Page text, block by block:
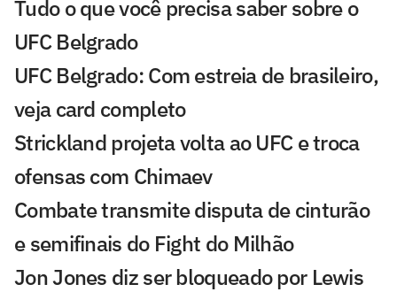
Tudo o que você precisa saber sobre o
UFC Belgrado
UFC Belgrado: Com estreia de brasileiro,
veja card completo
Strickland projeta volta ao UFC e troca
ofensas com Chimaev
Combate transmite disputa de cinturão
e semifinais do Fight do Milhão
Jon Jones diz ser bloqueado por Lewis